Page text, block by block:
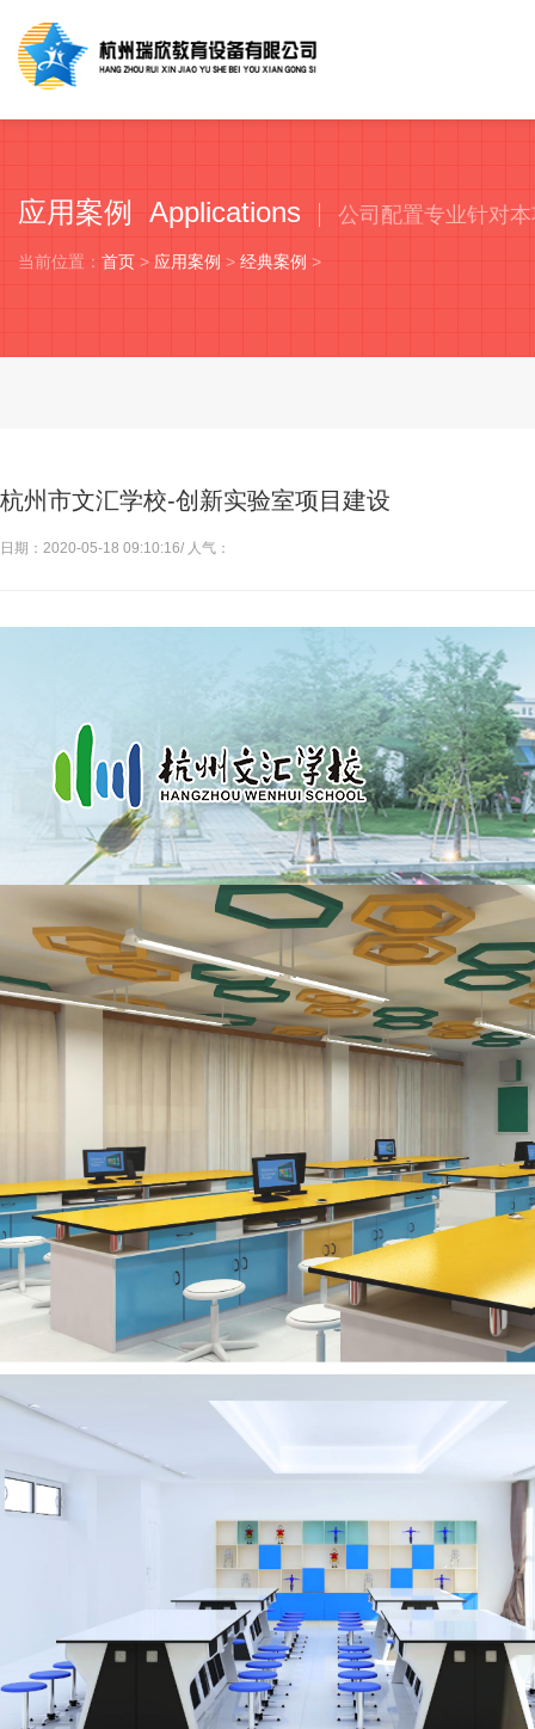
应用案例 Applications 公司配置专业针对
当前位置： 首页 > 应用案例 > 经典案例 >
杭州市文汇学校-创新实验室项目建设
日期：2020-05-18 09:10:16/ 人气：